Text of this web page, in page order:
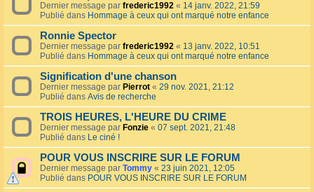
Dernier message par frederic1992 « 14 janv. 2022, 21:59
Publié dans Hommage à ceux qui ont marqué notre enfance
Ronnie Spector
Dernier message par frederic1992 « 13 janv. 2022, 10:51
Publié dans Hommage à ceux qui ont marqué notre enfance
Signification d'une chanson
Dernier message par Pierrot « 29 nov. 2021, 21:12
Publié dans Avis de recherche
TROIS HEURES, L'HEURE DU CRIME
Dernier message par Fonzie « 07 sept. 2021, 21:48
Publié dans Le ciné !
POUR VOUS INSCRIRE SUR LE FORUM
Dernier message par Tommy « 23 juin 2021, 12:05
Publié dans POUR VOUS INSCRIRE SUR LE FORUM